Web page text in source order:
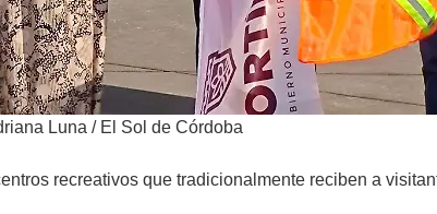
Luna / El Sol de Córdoba
recreativos que tradicionalmente reciben a